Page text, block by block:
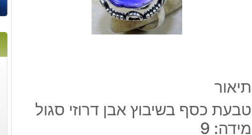
תיאור
טבעת כסף בשיבוץ אבן דרוזי סגול
מידה: 9